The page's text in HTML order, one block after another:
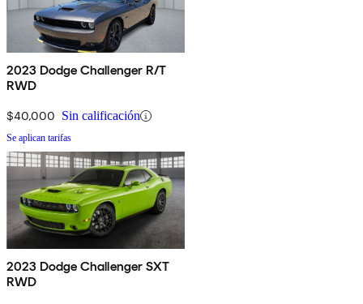
2023 Dodge Challenger R/T
RWD
$40,000 Sin calificación
Se aplican tarifas
2023 Dodge Challenger SXT
RWD